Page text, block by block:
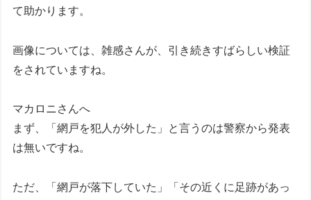
て助かります。
画像については、雑感さんが、引き続きすばらしい検証
をされていますね。
マカロニさんへ
まず、「網戸を犯人が外した」と言うのは警察から発表
は無いですね。
ただ、「網戸が落下していた」「その近くに足跡があっ